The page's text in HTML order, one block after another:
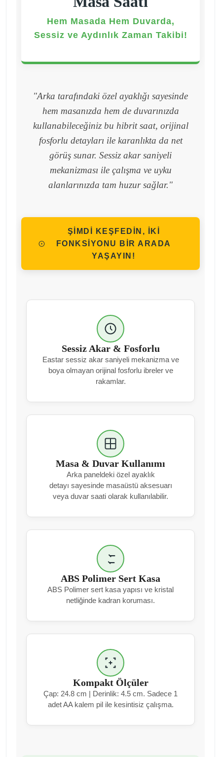
Hem Masada Hem Duvarda,
Sessiz ve Aydınlık Zaman Takibi!
"Arka tarafındaki özel ayaklığı sayesinde
hem masanızda hem de duvarınızda
kullanabileceğiniz bu hibrit saat, orijinal
fosforlu detayları ile karanlıkta da net
görüş sunar. Sessiz akar saniyeli
mekanizması ile çalışma ve uyku
alanlarınızda tam huzur sağlar."
ŞİMDİ KEŞFEDİN, İKİ
FONKSİYONU BİR ARADA
YAŞAYIN!
Sessiz Akar & Fosforlu
Eastar sessiz akar saniyeli mekanizma ve
boya olmayan orijinal fosforlu ibreler ve
rakamlar.
Masa & Duvar Kullanımı
Arka paneldeki özel ayaklık
detayı sayesinde masaüstü aksesuarı
veya duvar saati olarak kullanılabilir.
ABS Polimer Sert Kasa
ABS Polimer sert kasa yapısı ve kristal
netliğinde kadran koruması.
Kompakt Ölçüler
Çap: 24.8 cm | Derinlik: 4.5 cm. Sadece 1
adet AA kalem pil ile kesintisiz çalışma.